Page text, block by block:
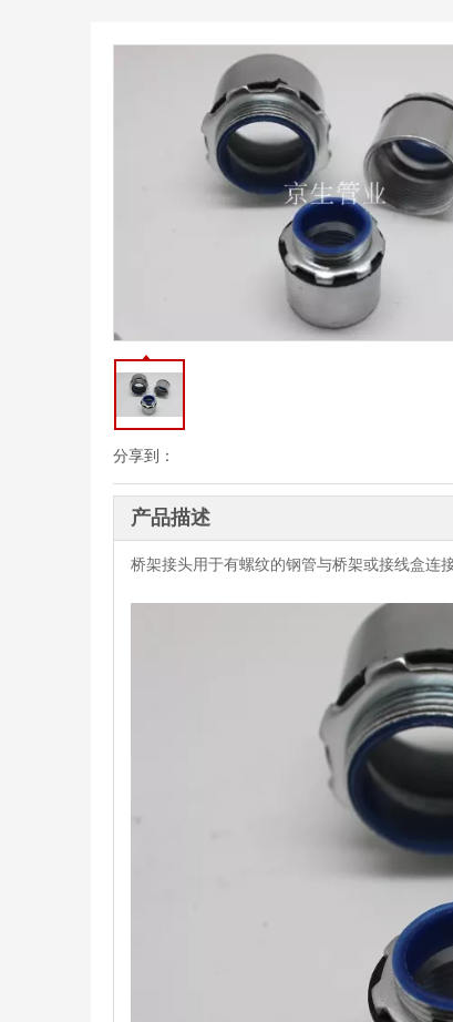
分享到：
产品描述
桥架接头用于有螺纹的钢管与桥架或接线盒连